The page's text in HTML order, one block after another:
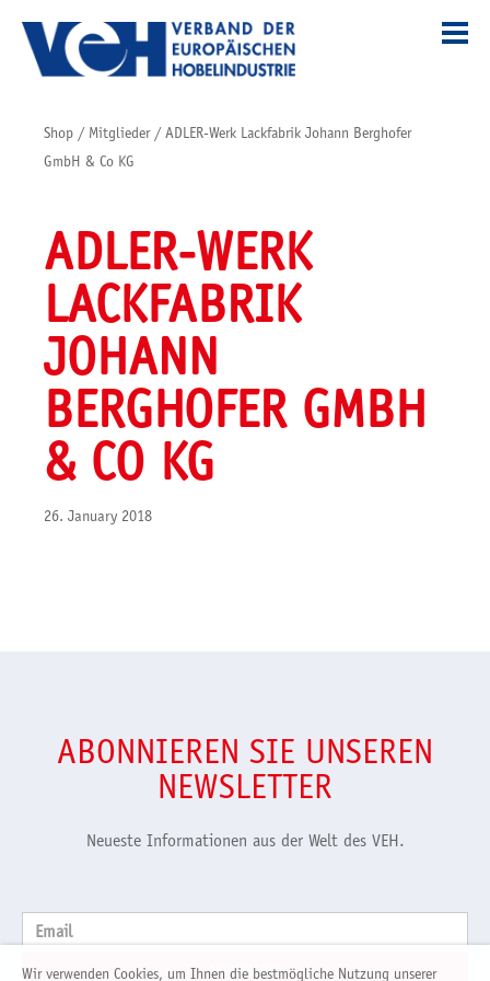
Shop / Mitglieder/ ADLER-Werk Lackfabrik Johann Berghofer
GmbH & Co KG
ADLER-WERK
LACKFABRIK
JOHANN
BERGHOFER GMBH
& CO KG
26. January 2018
ABONNIEREN SIE UNSEREN
NEWSLETTER
Neueste Informationen aus der Welt des VEH.
Email
Wir verwenden Cookies, um Ihnen die bestmögliche Nutzung unserer